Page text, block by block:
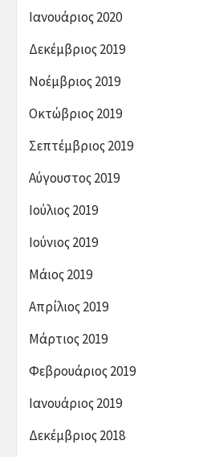
Ιανουάριος 2020
Δεκέμβριος 2019
Νοέμβριος 2019
Οκτώβριος 2019
Σεπτέμβριος 2019
Αύγουστος 2019
Ιούλιος 2019
Ιούνιος 2019
Μάιος 2019
Απρίλιος 2019
Μάρτιος 2019
Φεβρουάριος 2019
Ιανουάριος 2019
Δεκέμβριος 2018